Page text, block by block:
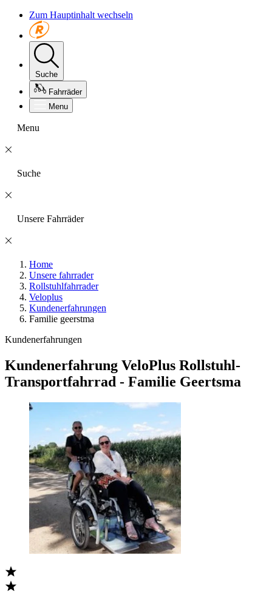
Zum Hauptinhalt wechseln
Suche
Fahrräder
Menu
Menu
Suche
Unsere Fahrräder
Home
Unsere fahrrader
Rollstuhlfahrrader
Veloplus
Kundenerfahrungen
Familie geerstma
Kundenerfahrungen
Kundenerfahrung VeloPlus Rollstuhl-
Transportfahrrad - Familie Geertsma